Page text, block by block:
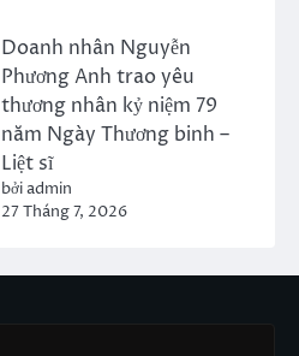
Doanh nhân Nguyễn
Phương Anh trao yêu
thương nhân kỷ niệm 79
năm Ngày Thương binh –
Liệt sĩ
bởi admin
27 Tháng 7, 2026